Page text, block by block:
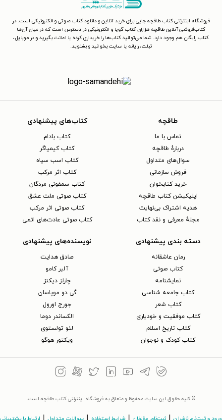
فروشگاه اینترنتی کتاب طاقچه جایی برای خرید آنلاین و دانلود کتاب صوتی و الکترونیکی است. در
کتاب‌فروشی آنلاین طاقچه هزاران کتاب گویا و الکترونیکی در دسترس است که در میان آن‌ها
کتاب رایگان هم وجود دارد. شما می‌توانید کتاب‌ها را خریداری کرده یا امانت بگیرید و در موبایل،
تبلت، رایانه یا سایت بخوانید و بشنوید.
طاقچه
تماس با ما
دربارهٔ طاقچه
سوال‌های متداول
فروش سازمانی
خرید کتابخوان
اپلیکیشن کتاب طاقچه
هدیه اشتراک بی‌نهایت
مجلهٔ معرفی و نقد کتاب
کتاب‌های پیشنهادی
کتاب بادام
کتاب کیمیاگر
کتاب اسب سیاه
کتاب اثر مرکب
کتاب سمفونی مردگان
کتاب صوتی ملت عشق
کتاب صوتی اثر مرکب
کتاب صوتی عادت‌های اتمی
دسته بندی پیشنهادی
رمان عاشقانه
کتاب‌ صوتی
نمایشنامه
کتاب جامعه شناسی
کتاب شعر
کتاب موفقیت و خودیاری
کتاب تاریخ اسلام
کتاب کودک و نوجوان
نویسنده‌های پیشنهادی
صادق هدایت
آلبر کامو
چارلز دیکنز
گی دو موپاسان
جورج اورول
الکساندر دوما
لئو تولستوی
ویکتور هوگو
© کلیه حقوق این سایت محفوظ و متعلق به فروشگاه اینترنتی کتاب طاقچه است.